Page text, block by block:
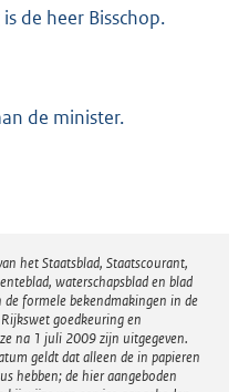
de heer Bisschop.
de minister.
het Staatsblad, Staatscourant,
waterschapsblad en blad
formele bekendmakingen in de
goedkeuring en
na 1 juli 2009 zijn uitgegeven.
geldt dat alleen de in papieren
hebben; de hier aangeboden